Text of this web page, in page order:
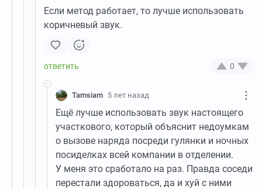
Если метод работает, то лучше использовать
коричневый звук.
0
Tamsiam 5 лет назад
Ещё лучше использовать звук настоящего
участкового, который объяснит недоумкам
о вызове наряда посреди гулянки и ночных
посиделках всей компании в отделении.
У меня это сработало на раз. Правда соседи
перестали здороваться, да и хуй с ними